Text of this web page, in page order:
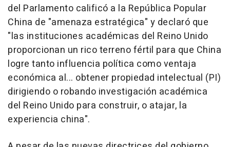
del Parlamento calificó a la República Popular
China de "amenaza estratégica" y declaró que
"las instituciones académicas del Reino Unido
proporcionan un rico terreno fértil para que China
logre tanto influencia política como ventaja
económica al... obtener propiedad intelectual (PI)
dirigiendo o robando investigación académica
del Reino Unido para construir, o atajar, la
experiencia china".